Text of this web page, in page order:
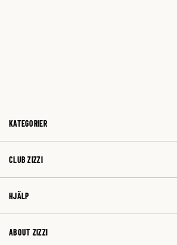
KATEGORIER
CLUB ZIZZI
HJÄLP
ABOUT ZIZZI